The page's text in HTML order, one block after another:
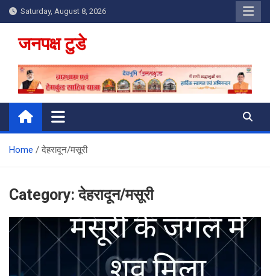
Skip
to
content
Saturday, August 8, 2026
जनपक्ष टुडे
Home देहरादून/मसूरी
Category:देहरादून/मसूरी